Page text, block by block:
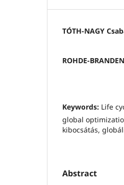
TÓTH-NAGY
ROHDE-
Keywords: Life
global
kibocsátás,
Abstract